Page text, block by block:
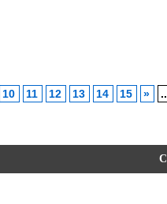
10 11 12 13 14 15 »